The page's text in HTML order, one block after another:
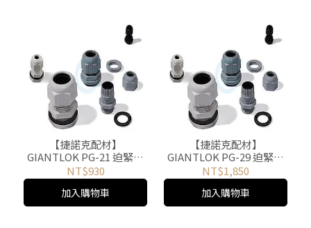
【捷諾克配材】
GIANTLOK PG-21 迫緊式
電纜固定頭 尼龍接頭 電線
電纜固定 PG牙規(黑)50入
NT$930
加入購物車
【捷諾克配材】
GIANTLOK PG-29 迫緊式
電纜固定頭 尼龍接頭 電線
電纜固定 PG牙規(黑)50入
NT$1,850
加入購物車